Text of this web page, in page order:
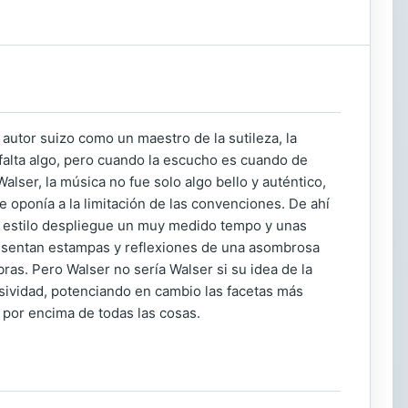
suizo como un maestro de la sutileza, la
algo, pero cuando la escucho es cuando de
la música no fue solo algo bello y auténtico,
a la limitación de las convenciones. De ahí
despliegue un muy medido tempo y unas
estampas y reflexiones de una asombrosa
Pero Walser no sería Walser si su idea de la
potenciando en cambio las facetas más
encima de todas las cosas.